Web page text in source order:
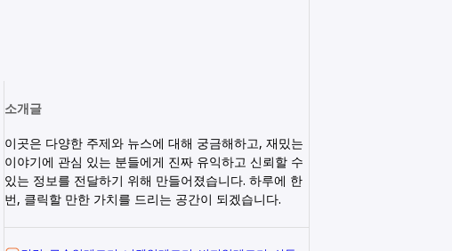
소개글
이곳은 다양한 주제와 뉴스에 대해 궁금해하고, 재밌는
이야기에 관심 있는 분들에게 진짜 유익하고 신뢰할 수
있는 정보를 전달하기 위해 만들어졌습니다. 하루에 한
번, 클릭할 만한 가치를 드리는 공간이 되겠습니다.